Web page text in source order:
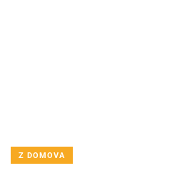
Z DOMOVA